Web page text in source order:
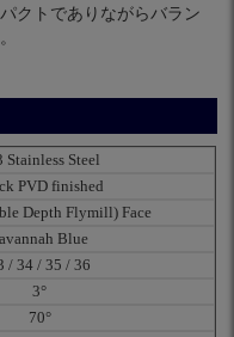
クトでありながらバラン
Stainless Steel
PVD finished
Depth Flymill) Face
Blue
/ 34 / 35 / 36
3°
70°